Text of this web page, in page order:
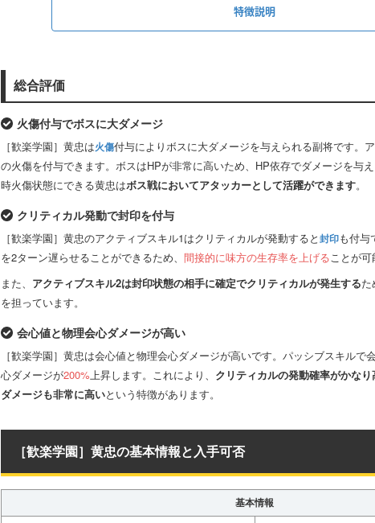
特徴説明
攻撃種別
攻撃種別 -
攻撃種別 - 連続 連続攻撃持ち
スキル種別 - 異耐/無 状態異常耐性
スキル種別 -
回復 自分 回復/自 自分の回復
回復 特定副将 回復/特 特定副将の回
回復
バフ 自分へ
バフ 特定副将へ バフ/特
特定副将（人
類や数問わず
デバフ 単体の敵へ デバフ/単
デバフ 敵複数へ デバフ/複
総合評価
火傷付与でボスに大ダメージ
［歓楽学園］黄忠は火傷付与によりボスに大ダメージを与えられる副将です。
の火傷を付与できます。ボスはHPが非常に高いため、HP依存でダメージを与
時火傷状態にできる黄忠はボス戦においてアタッカーとして活躍ができます。
クリティカル発動で封印を付与
［歓楽学園］黄忠のアクティブスキル1はクリティカルが発動すると封印も付与
を2ターン遅らせることができるため、 間接的に味方の生存率を上げることが可
また、 アクティブスキル2は封印状態の相手に確定でクリティカルが発生する
を担っています。
会心値と物理会心ダメージが高い
［歓楽学園］黄忠は会心値と物理会心ダメージが高いです。パッシブスキルで
心ダメージが200%上昇します。これにより、 クリティカルの発動確率がかな
ダメージも非常に高いという特徴があります。
［歓楽学園］黄忠の基本情報と入手可否
基本情報